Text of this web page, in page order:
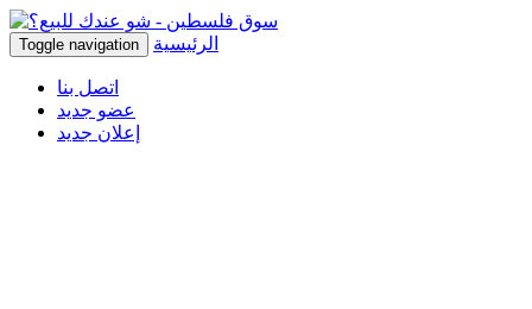
Toggle navigation الرئيسية
اتصل بنا
عضو جديد
إعلان جديد